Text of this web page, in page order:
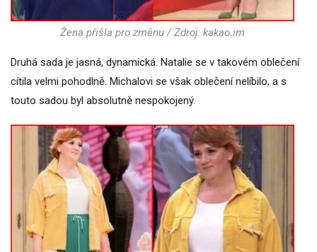
Žena přišla pro změnu / Zdroj: kakao.im
Druhá sada je jasná, dynamická. Natalie se v takovém oblečení
cítila velmi pohodlně. Michalovi se však oblečení nelíbilo, a s
touto sadou byl absolutně nespokojený.